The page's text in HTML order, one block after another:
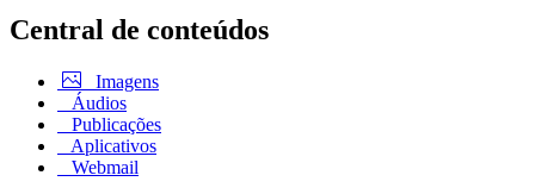
Central de conteúdos
Imagens
Áudios
Publicações
Aplicativos
Webmail